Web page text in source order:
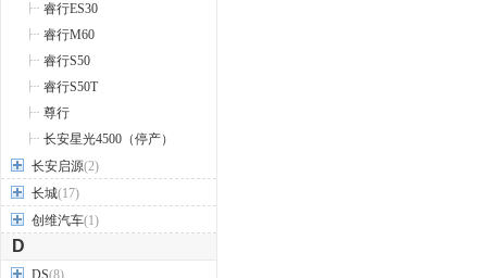
睿行ES30
睿行M60
睿行S50
睿行S50T
尊行
长安星光4500（停产）
长安启源(2)
长城(17)
创维汽车(1)
D
DS(8)